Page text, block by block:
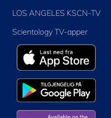
LOS ANGELES KSCN-TV
Scientology TV-apper